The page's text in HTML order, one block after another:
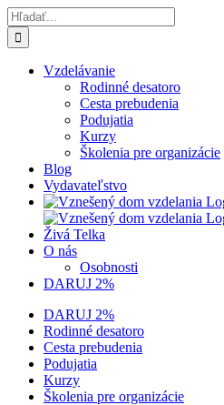
Skip
to
content
Hľadať:
Vzdelávanie
Rodinné desatoro
Cesta prebudenia
Podujatia
Kurzy
Školenia pre organizácie
Blog
Vydavateľstvo
Živá Telka
O nás
Osobnosti
DARUJ 2%
DARUJ 2%
Rodinné desatoro
Cesta prebudenia
Podujatia
Kurzy
Školenia pre organizácie